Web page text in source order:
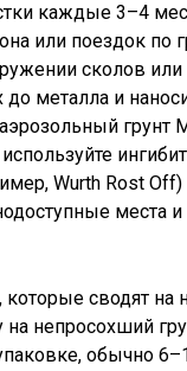
каждые 3–4
или поездок по
сколов
до металла и
грунт
Wurth Rost
места
сводят на
на непросохший
обычно